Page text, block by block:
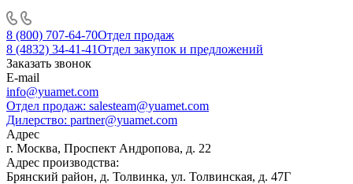
8 (800) 707-64-70Отдел продаж
8 (4832) 34-41-41Отдел закупок и предложений
Заказать звонок
E-mail
info@yuamet.com
Отдел продаж: salesteam@yuamet.com
Дилерство: partner@yuamet.com
Адрес
г. Москва, Проспект Андропова, д. 22
Адрес производства:
Брянский район, д. Толвинка, ул. Толвинская, д. 47Г